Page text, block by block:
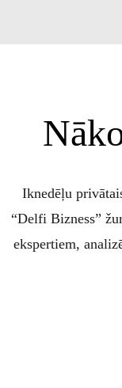
Iknedēļu
“Delfi Bizness”
ekspertiem,
investē, lai
globālie tirgi